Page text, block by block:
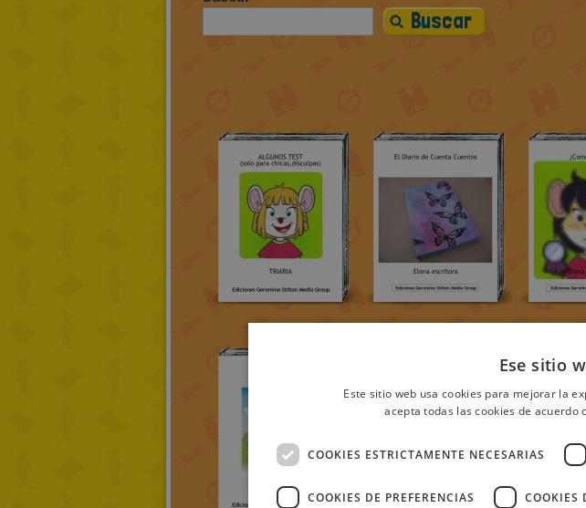
Ese sitio
Este sitio web usa cookies para mejorar la
acepta todas las cookies de acuerdo
COOKIES ESTRICTAMENTE NECESARIAS
COOKIES DE PREFERENCIAS COOKIES